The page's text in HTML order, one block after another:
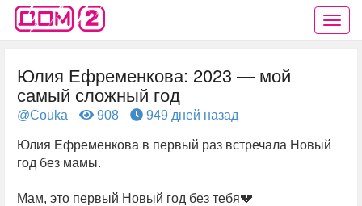
Юлия Ефременкова: 2023 — мой
самый сложный год
@Couka 908 949 дней назад
Юлия Ефременкова в первый раз встречала Новый
год без мамы.
Мам, это первый Новый год без тебя💔